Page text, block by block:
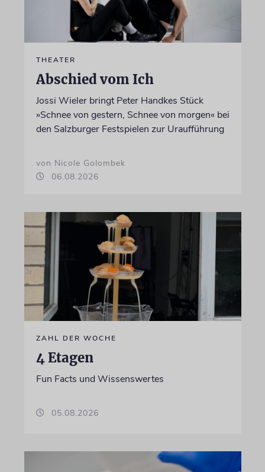
THEATER
Abschied vom Ich
Jossi Wieler bringt Peter Handkes Stück
»Schnee von gestern, Schnee von morgen« bei
den Salzburger Festspielen zur Uraufführung
von Nicole Golombek
06.08.2026
ZAHL DER WOCHE
4 Etagen
Fun Facts und Wissenswertes
05.08.2026